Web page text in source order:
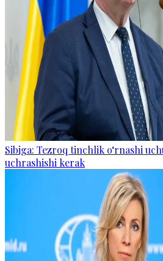
Sibiga: Tezroq tinchlik o‘rnashi
uchrashishi kerak